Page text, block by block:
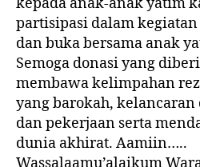
partisipasi dalam
dan buka bersama anak
Semoga donasi yang
membawa kelimpahan
yang barokah, kelancaran
dan pekerjaan serta
dunia akhirat. Aamiin…..